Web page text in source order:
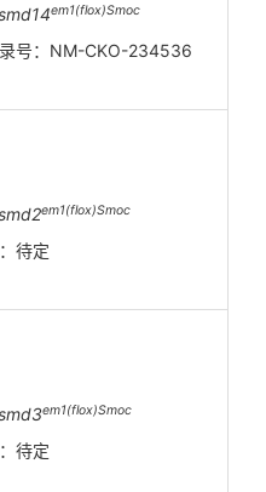
em1(flox)Smoc
号：NM-CKO-234536
em1(flox)Smoc
待定
em1(flox)Smoc
待定